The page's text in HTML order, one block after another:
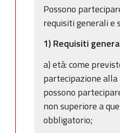
Possono
requisiti generali e
1) Requisiti
a) età: come
partecipazione
possono
non superiore a
obbligatorio;